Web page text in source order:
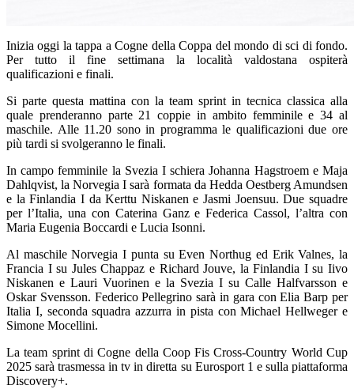
Inizia oggi la tappa a Cogne della Coppa del mondo di sci di fondo.
Per tutto il fine settimana la località valdostana ospiterà
qualificazioni e finali.
Si parte questa mattina con la team sprint in tecnica classica alla
quale prenderanno parte 21 coppie in ambito femminile e 34 al
maschile. Alle 11.20 sono in programma le qualificazioni due ore
più tardi si svolgeranno le finali.
In campo femminile la Svezia I schiera Johanna Hagstroem e Maja
Dahlqvist, la Norvegia I sarà formata da Hedda Oestberg Amundsen
e la Finlandia I da Kerttu Niskanen e Jasmi Joensuu. Due squadre
per l’Italia, una con Caterina Ganz e Federica Cassol, l’altra con
Maria Eugenia Boccardi e Lucia Isonni.
Al maschile Norvegia I punta su Even Northug ed Erik Valnes, la
Francia I su Jules Chappaz e Richard Jouve, la Finlandia I su Iivo
Niskanen e Lauri Vuorinen e la Svezia I su Calle Halfvarsson e
Oskar Svensson. Federico Pellegrino sarà in gara con Elia Barp per
Italia I, seconda squadra azzurra in pista con Michael Hellweger e
Simone Mocellini.
La team sprint di Cogne della Coop Fis Cross-Country World Cup
2025 sarà trasmessa in tv in diretta su Eurosport 1 e sulla piattaforma
Discovery+.